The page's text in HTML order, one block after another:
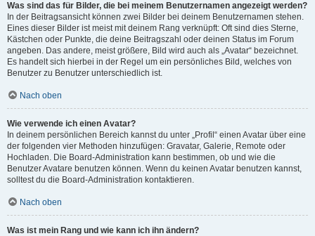
Was sind das für Bilder, die bei meinem Benutzernamen angezeigt werden?
In der Beitragsansicht können zwei Bilder bei deinem Benutzernamen stehen.
Eines dieser Bilder ist meist mit deinem Rang verknüpft: Oft sind dies Sterne,
Kästchen oder Punkte, die deine Beitragszahl oder deinen Status im Forum
angeben. Das andere, meist größere, Bild wird auch als „Avatar“ bezeichnet.
Es handelt sich hierbei in der Regel um ein persönliches Bild, welches von
Benutzer zu Benutzer unterschiedlich ist.
Nach oben
Wie verwende ich einen Avatar?
In deinem persönlichen Bereich kannst du unter „Profil“ einen Avatar über eine
der folgenden vier Methoden hinzufügen: Gravatar, Galerie, Remote oder
Hochladen. Die Board-Administration kann bestimmen, ob und wie die
Benutzer Avatare benutzen können. Wenn du keinen Avatar benutzen kannst,
solltest du die Board-Administration kontaktieren.
Nach oben
Was ist mein Rang und wie kann ich ihn ändern?